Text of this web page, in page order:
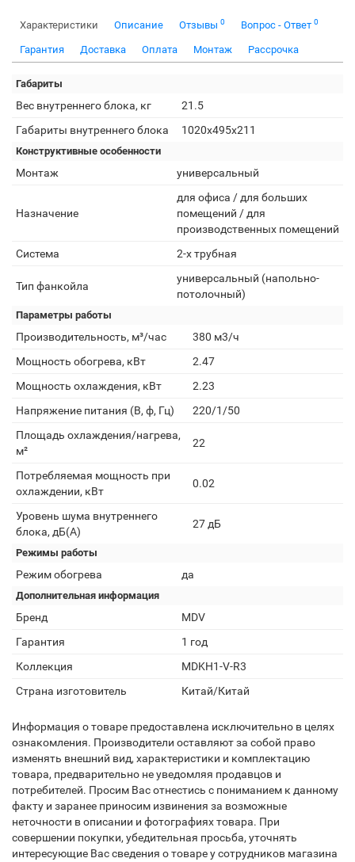
Характеристики Описание Отзывы 0 Вопрос - Ответ 0
Гарантия Доставка Оплата Монтаж Рассрочка
Габариты
Вес внутреннего блока, кг
21.5
Габариты внутреннего блока
1020x495x211
Конструктивные особенности
Монтаж универсальный
Назначение
для офиса / для больших
помещений / для
производственных помещений
Система
2-х трубная
Тип фанкойла
универсальный (напольно-
потолочный)
Параметры работы
Производительность, м³/час
380 м3/ч
Мощность обогрева, кВт
2.47
Мощность охлаждения, кВт
2.23
Напряжение питания (В, ф, Гц)
220/1/50
Площадь охлаждения/нагрева,
м²
22
Потребляемая мощность при
охлаждении, кВт
0.02
Уровень шума внутреннего
блока, дБ(А)
27 дБ
Режимы работы
Режим обогрева да
Дополнительная информация
Бренд
MDV
Гарантия
1 год
Коллекция
MDKH1-V-R3
Страна изготовитель
Китай/Китай
Информация о товаре предоставлена исключительно в целях
ознакомления. Производители оставляют за собой право
изменять внешний вид, характеристики и комплектацию
товара, предварительно не уведомляя продавцов и
потребителей. Просим Вас отнестись с пониманием к данному
факту и заранее приносим извинения за возможные
неточности в описании и фотографиях товара. При
совершении покупки, убедительная просьба, уточнять
интересующие Вас сведения о товаре у сотрудников магазина